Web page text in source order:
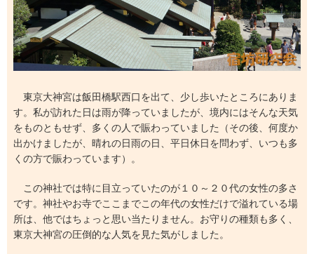
東京大神宮は飯田橋駅西口を出て、少し歩いたところにありま
す。私が訪れた日は雨が降っていましたが、境内にはそんな天気
をものともせず、多くの人で賑わっていました（その後、何度か
出かけましたが、晴れの日雨の日、平日休日を問わず、いつも多
くの方で賑わっています）。
この神社では特に目立っていたのが１０～２０代の女性の多さ
です。神社やお寺でここまでこの年代の女性だけで溢れている場
所は、他ではちょっと思い当たりません。お守りの種類も多く、
東京大神宮の圧倒的な人気を見た気がしました。